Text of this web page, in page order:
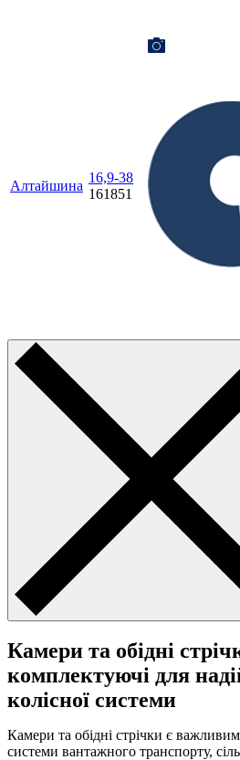
Алтайшина
16,9-38
161851
Камери та обідні
комплектуючі для
колісної системи
Камери та обідні стрічки є
системи вантажного транспорту,